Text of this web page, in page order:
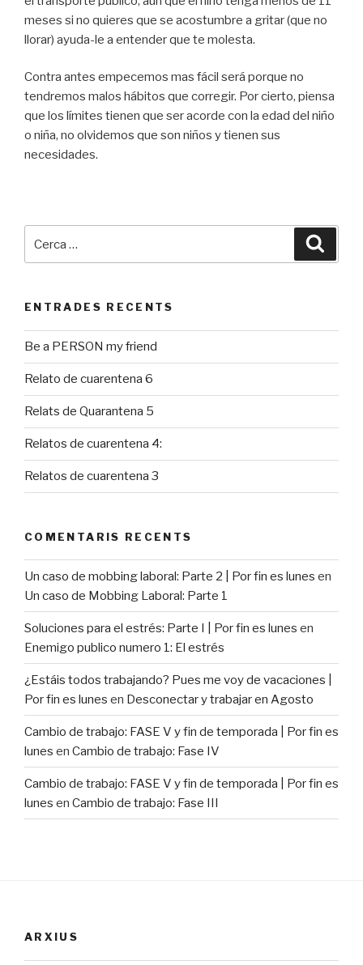
meses si no quieres que se acostumbre a gritar (que no
llorar) ayuda-le a entender que te molesta.
Contra antes empecemos mas fácil será porque no
tendremos malos hábitos que corregir. Por cierto, piensa
que los límites tienen que ser acorde con la edad del niño
o niña, no olvidemos que son niños y tienen sus
necesidades.
ENTRADES RECENTS
Be a PERSON my friend
Relato de cuarentena 6
Relats de Quarantena 5
Relatos de cuarentena 4:
Relatos de cuarentena 3
COMENTARIS RECENTS
Un caso de mobbing laboral: Parte 2 | Por fin es lunes en
Un caso de Mobbing Laboral: Parte 1
Soluciones para el estrés: Parte I | Por fin es lunes en
Enemigo publico numero 1: El estrés
¿Estáis todos trabajando? Pues me voy de vacaciones |
Por fin es lunes en Desconectar y trabajar en Agosto
Cambio de trabajo: FASE V y fin de temporada | Por fin es
lunes en Cambio de trabajo: Fase IV
Cambio de trabajo: FASE V y fin de temporada | Por fin es
lunes en Cambio de trabajo: Fase III
ARXIUS